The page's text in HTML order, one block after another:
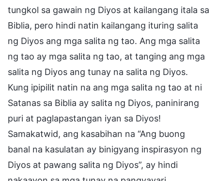
tungkol sa gawain ng Diyos at kailangang itala sa
Biblia, pero hindi natin kailangang ituring salita
ng Diyos ang mga salita ng tao. Ang mga salita
ng tao ay mga salita ng tao, at tanging ang mga
salita ng Diyos ang tunay na salita ng Diyos.
Kung ipipilit natin na ang mga salita ng tao at ni
Satanas sa Biblia ay salita ng Diyos, paninirang
puri at paglapastangan iyan sa Diyos!
Samakatwid, ang kasabihan na “Ang buong
banal na kasulatan ay binigyang inspirasyon ng
Diyos at pawang salita ng Diyos”, ay hindi